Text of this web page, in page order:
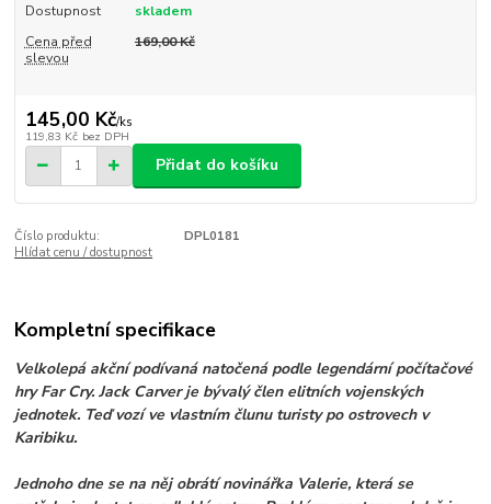
Dostupnost
skladem
Cena před
slevou
169,00 Kč
145,00 Kč/ks
119,83 Kč bez DPH
Přidat do košíku
Číslo produktu:
DPL0181
Hlídat cenu / dostupnost
Kompletní specifikace
Velkolepá akční podívaná natočená podle legendární počítačové
hry Far Cry. Jack Carver je bývalý člen elitních vojenských
jednotek. Teď vozí ve vlastním člunu turisty po ostrovech v
Karibiku.
Jednoho dne se na něj obrátí novinářka Valerie, která se